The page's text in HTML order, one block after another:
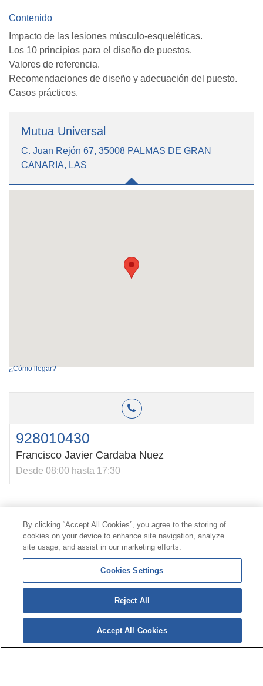
Contenido
Impacto de las lesiones músculo-esqueléticas.
Los 10 principios para el diseño de puestos.
Valores de referencia.
Recomendaciones de diseño y adecuación del puesto.
Casos prácticos.
Mutua Universal
C. Juan Rejón 67, 35008 PALMAS DE GRAN
CANARIA, LAS
¿Cómo llegar?
928010430
Francisco Javier Cardaba Nuez
Desde 08:00 hasta 17:30
Línea Universal 900 203 203|Zona Privada Comisión de
Prestaciones Especiales|Zona Privada Proveedor
© Mutua Universal 2026 | Mapa del sitio | Aviso legal
Política de Protección de Datos
cookies
Síguenos en:
By clicking “Accept All Cookies”, you agree to the storing of
cookies on your device to enhance site navigation, analyze
site usage, and assist in our marketing efforts.
Cookies Settings
Reject All
Accept All Cookies